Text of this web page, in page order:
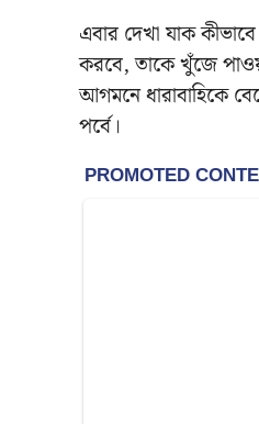
এবার দেখা যাক
করবে, তাকে খুঁজে
আগমনে ধারাবাহিকে
পর্বে।